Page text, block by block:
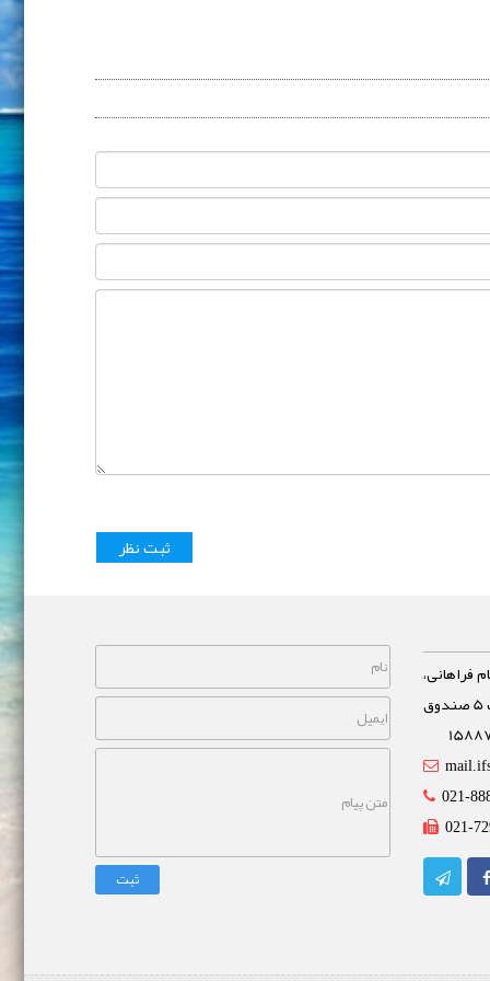
فراهانی،
خیابان مشاهیر، نبش خیابان غفاری پلاک 5 صندوق
021-
021-
ثبت